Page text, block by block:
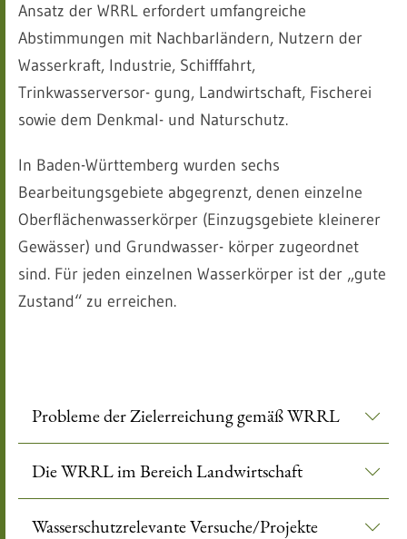
Ansatz der WRRL erfordert umfangreiche
Abstimmungen mit Nachbarländern, Nutzern der
Wasserkraft, Industrie, Schifffahrt,
Trinkwasserversor- gung, Landwirtschaft, Fischerei
sowie dem Denkmal- und Naturschutz.
In Baden-Württemberg wurden sechs
Bearbeitungsgebiete abgegrenzt, denen einzelne
Oberflächenwasserkörper (Einzugsgebiete kleinerer
Gewässer) und Grundwasser- körper zugeordnet
sind. Für jeden einzelnen Wasserkörper ist der „gute
Zustand“ zu erreichen.
Probleme der Zielerreichung gemäß WRRL
Die WRRL im Bereich Landwirtschaft
Wasserschutzrelevante Versuche/Projekte